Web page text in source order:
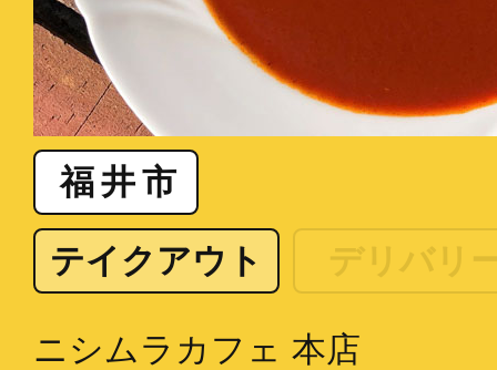
福井市
テイクアウト デリバリ
ニシムラカフェ 本店